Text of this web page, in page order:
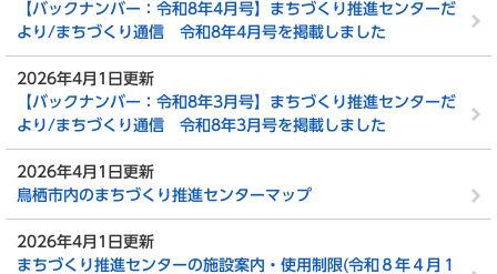
【バックナンバー：令和8年4月号】まちづくり推進センターだ
より/まちづくり通信 令和8年4月号を掲載しました
2026年4月1日更新
【バックナンバー：令和8年3月号】まちづくり推進センターだ
より/まちづくり通信 令和8年3月号を掲載しました
2026年4月1日更新
鳥栖市内のまちづくり推進センターマップ
2026年4月1日更新
まちづくり推進センターの施設案内・使用制限(令和８年４月１